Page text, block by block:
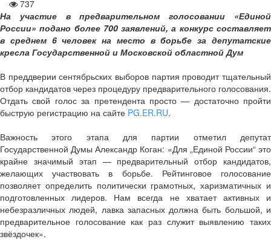
737
На участие в предварительном голосовании «Единой
России» подано более 700 заявлений, а конкурс составляет
в среднем 6 человек на место в борьбе за депутатские
кресла Государственной и Московской областной Дум
В преддверии сентябрьских выборов партия проводит тщательный
отбор кандидатов через процедуру предварительного голосования.
Отдать свой голос за претендента просто — достаточно пройти
быструю регистрацию на сайте PG.ER.RU.
Важность этого этапа для партии отметил депутат
Государственной Думы Александр Коган: «Для „Единой России“ это
крайне значимый этап — предварительный отбор кандидатов,
желающих участвовать в борьбе. Рейтинговое голосование
позволяет определить политически грамотных, харизматичных и
подготовленных лидеров. Нам всегда не хватает активных и
небезразличных людей, лавка запасных должна быть большой, и
предварительное голосование как раз служит выявлению таких
звёздочек».